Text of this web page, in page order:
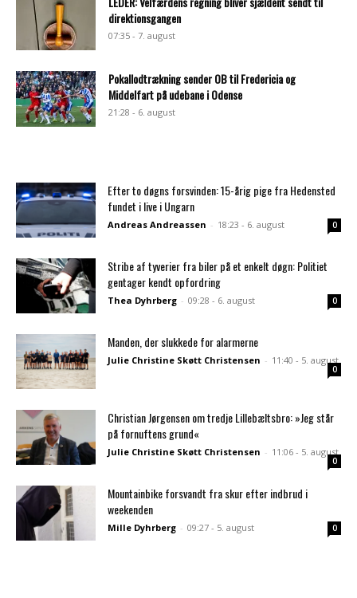
direktionsgangen
07:35 - 7. august
Pokallodtrækning sender OB til Fredericia og
Middelfart på udebane i Odense
21:28 - 6. august
Efter to døgns forsvinden: 15-årig pige fra Hedensted
fundet i live i Ungarn
Andreas Andreassen - 18:23 - 6. august 0
Stribe af tyverier fra biler på et enkelt døgn: Politiet
gentager kendt opfordring
Thea Dyhrberg - 09:28 - 6. august 0
Manden, der slukkede for alarmerne
Julie Christine Skøtt Christensen - 11:40 - 5. august
0
Christian Jørgensen om tredje Lillebæltsbro: »Jeg står
på fornuftens grund«
Julie Christine Skøtt Christensen - 11:06 - 5. august
0
Mountainbike forsvandt fra skur efter indbrud i
weekenden
Mille Dyhrberg - 09:27 - 5. august 0